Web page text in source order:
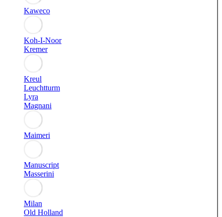
Kaweco
Koh-I-Noor
Kremer
Kreul
Leuchtturm
Lyra
Magnani
Maimeri
Manuscript
Masserini
Milan
Old Holland